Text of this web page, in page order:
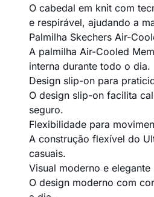
O cabedal em knit com
e respirável, ajudando a
Palmilha Skechers Air-
A palmilha Air-Cooled
interna durante todo o dia.
Design slip-on para
O design slip-on facilita
seguro.
Flexibilidade para
A construção flexível do
casuais.
Visual moderno e elegante
O design moderno com